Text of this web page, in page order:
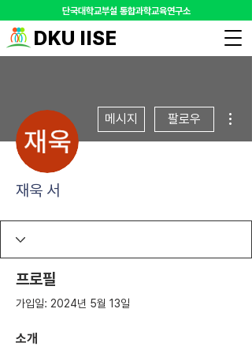
​단국대학교부설 통합과학교육연구소
DKU IISE
메시지 팔로우
재욱 서
프로필
가입일: 2024년 5월 13일
소개